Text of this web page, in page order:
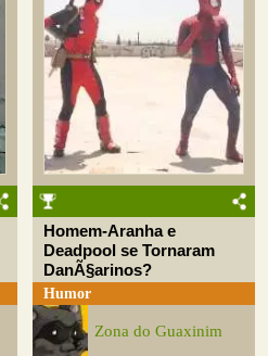
Homem-Aranha e
Deadpool se Tornaram
DanÃ§arinos?
Humor
Zona do Guaxinim